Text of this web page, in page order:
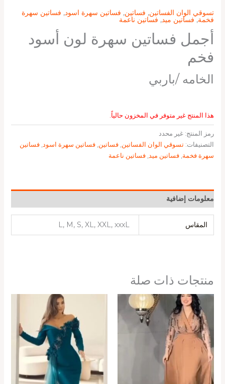
تسوقي الوان الفساتين, فساتين, فساتين سهرة اسود, فساتين سهرة
فخمة,فساتين ميد, فساتين ناعمة
أجمل فساتين سهرة لون أسود
فخم
الخامه /باربي
هذا المنتج غير متوفر في المخزون حالياً.
رمز المنتج: غير محدد
التصنيفات: تسوقي الوان الفساتين فساتين فساتين سهرة اسود فساتين
سهرة فخمة فساتين ميد فساتين ناعمة
معلومات إضافية
المقاس L, M, S, XL, XXL, xxxL
منتجات ذات صلة